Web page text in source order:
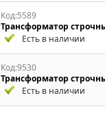
Код:5589
Трансформатор
Есть в наличии
Код:9530
Трансформатор
Есть в наличии